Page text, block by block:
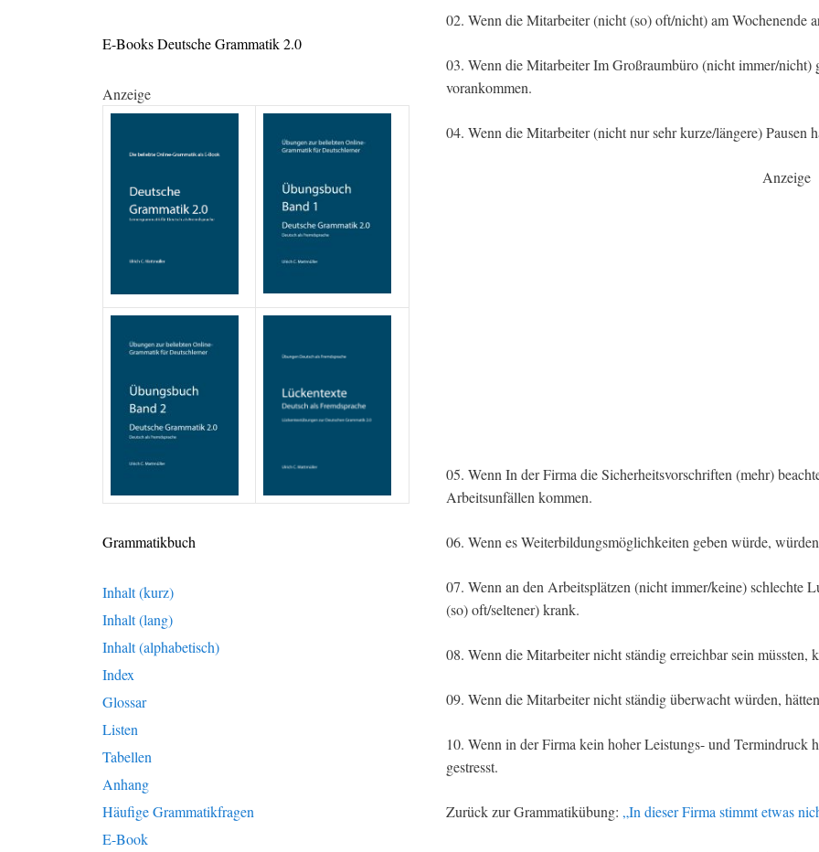
02. Wenn die Mitarbeiter (nicht (so) oft/nicht) am Wochenende
03. Wenn die Mitarbeiter Im Großraumbüro (nicht immer/
vorankommen.
04. Wenn die Mitarbeiter (nicht nur sehr kurze/längere) Pausen
Anzeige
05. Wenn In der Firma die Sicherheitsvorschriften (mehr)
Arbeitsunfällen kommen.
06. Wenn es Weiterbildungsmöglichkeiten geben würde,
07. Wenn an den Arbeitsplätzen (nicht immer/keine) schlechte
(so) oft/seltener) krank.
08. Wenn die Mitarbeiter nicht ständig erreichbar sein
09. Wenn die Mitarbeiter nicht ständig überwacht würden,
10. Wenn in der Firma kein hoher Leistungs- und Termindruck
gestresst.
Zurück zur Grammatikübung: „In dieser Firma stimmt etwas
E-Books Deutsche Grammatik 2.0
Anzeige
Grammatikbuch
Inhalt (kurz)
Inhalt (lang)
Inhalt (alphabetisch)
Index
Glossar
Listen
Tabellen
Anhang
Häufige Grammatikfragen
E-Book